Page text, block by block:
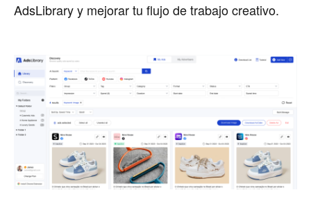
AdsLibrary y mejorar tu flujo de trabajo creativo.